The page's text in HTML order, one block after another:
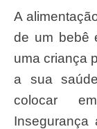
A alimentação inadequada durante a gestação
de um bebê
uma criança
a sua
colocar
Insegurança